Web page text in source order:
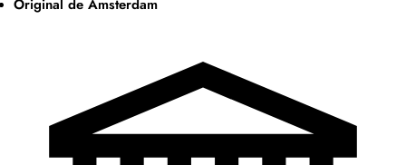
Original de Ámsterdam